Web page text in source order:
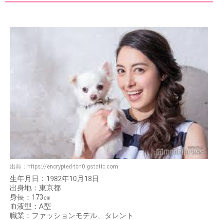
出典： https://encrypted-tbn0.gstatic.com
生年月日：1982年10月18日
出身地：東京都
身長：173㎝
血液型：A型
職業：ファッションモデル、タレント